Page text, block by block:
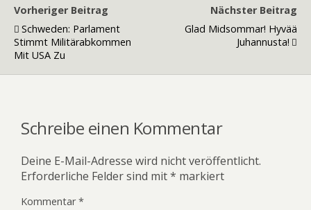
Vorheriger Beitrag
Schweden: Parlament
Stimmt Militärabkommen
Mit USA Zu
Nächster Beitrag
Glad Midsommar! Hyvää
Juhannusta!
Schreibe einen Kommentar
Deine E-Mail-Adresse wird nicht veröffentlicht.
Erforderliche Felder sind mit* markiert
Kommentar*